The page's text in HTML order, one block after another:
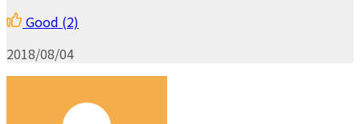
Good (2)
2018/08/04